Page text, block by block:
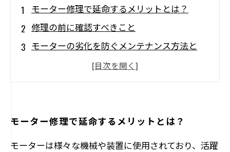
モーター修理で延命するメリットとは？
修理の前に確認すべきこと
モーターの劣化を防ぐメンテナンス方法と
修理でよく挙がる故障の原因と対処法
理の選択肢
モーター修理で延命するメリットとは？
モーターは様々な機械や装置に使用されており、活躍